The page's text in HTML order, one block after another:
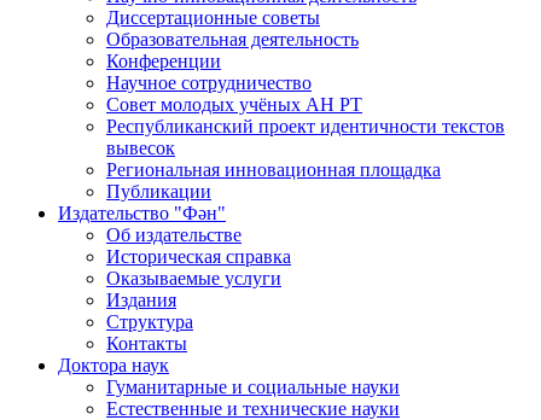
Диссертационные советы
Образовательная деятельность
Конференции
Научное сотрудничество
Совет молодых учёных АН РТ
Республиканский проект идентичности текстов
вывесок
Региональная инновационная площадка
Публикации
Издательство "Фән"
Об издательстве
Историческая справка
Оказываемые услуги
Издания
Структура
Контакты
Доктора наук
Гуманитарные и социальные науки
Естественные и технические науки